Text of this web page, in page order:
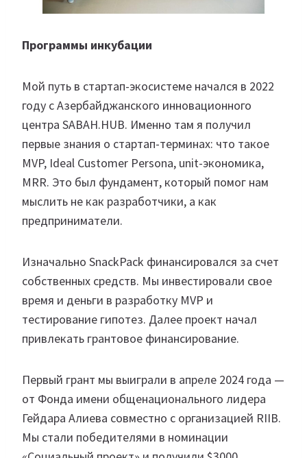
Программы инкубации
Мой путь в стартап-экосистеме начался в 2022
году с Азербайджанского инновационного
центра SABAH.HUB. Именно там я получил
первые знания о стартап-терминах: что такое
MVP, Ideal Customer Persona, unit-экономика,
MRR. Это был фундамент, который помог нам
мыслить не как разработчики, а как
предприниматели.
Изначально SnackPack финансировался за счет
собственных средств. Мы инвестировали свое
время и деньги в разработку MVP и
тестирование гипотез. Далее проект начал
привлекать грантовое финансирование.
Первый грант мы выиграли в апреле 2024 года —
от Фонда имени общенационального лидера
Гейдара Алиева совместно с организацией RIIB.
Мы стали победителями в номинации